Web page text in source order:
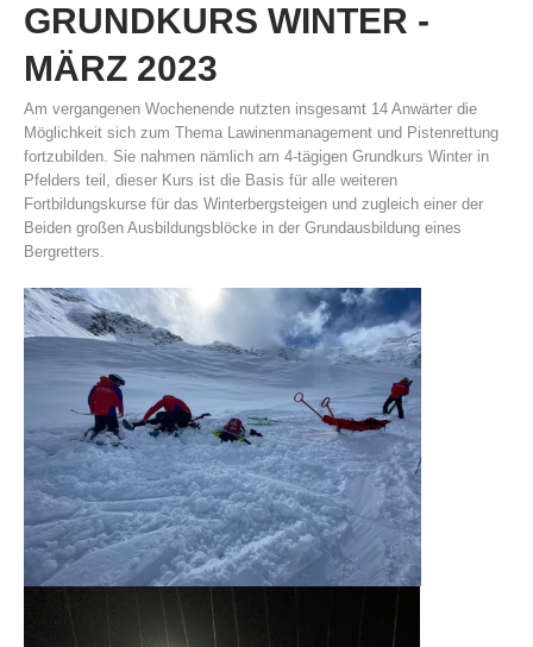
Association History
GRUNDKURS WINTER -
MÄRZ 2023
Am vergangenen Wochenende nutzten insgesamt 14 Anwärter die
Möglichkeit sich zum Thema Lawinenmanagement und Pistenrettung
fortzubilden. Sie nahmen nämlich am 4-tägigen Grundkurs Winter in
Pfelders teil, dieser Kurs ist die Basis für alle weiteren
Fortbildungskurse für das Winterbergsteigen und zugleich einer der
Beiden großen Ausbildungsblöcke in der Grundausbildung eines
Bergretters.